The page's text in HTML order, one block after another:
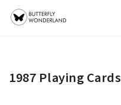
1987 Playing Cards